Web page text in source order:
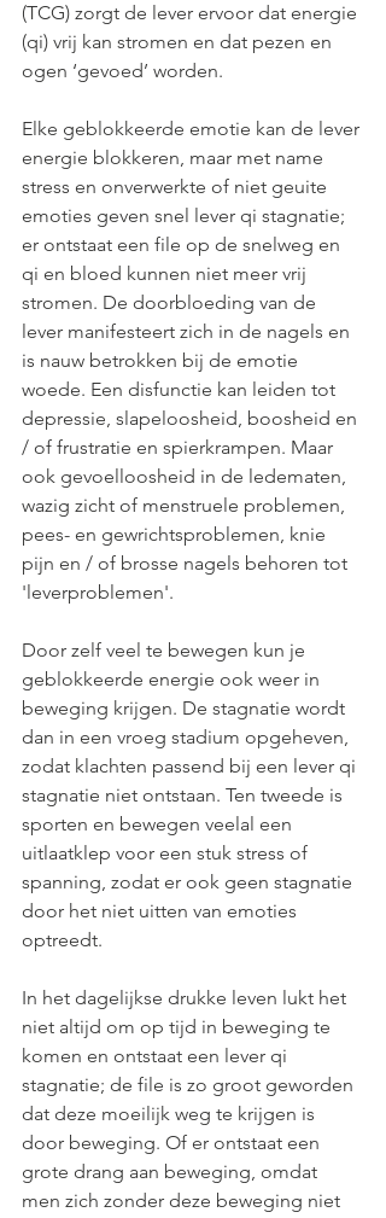
(TCG) zorgt de lever ervoor dat energie
(qi) vrij kan stromen en dat pezen en
ogen ‘gevoed’ worden.
Elke geblokkeerde emotie kan de lever
energie blokkeren, maar met name
stress en onverwerkte of niet geuite
emoties geven snel lever qi stagnatie;
er ontstaat een file op de snelweg en
qi en bloed kunnen niet meer vrij
stromen. De doorbloeding van de
lever manifesteert zich in de nagels en
is nauw betrokken bij de emotie
woede. Een disfunctie kan leiden tot
depressie, slapeloosheid, boosheid en
/ of frustratie en spierkrampen. Maar
ook gevoelloosheid in de ledematen,
wazig zicht of menstruele problemen,
pees- en gewrichtsproblemen, knie
pijn en / of brosse nagels behoren tot
'leverproblemen'.
Door zelf veel te bewegen kun je
geblokkeerde energie ook weer in
beweging krijgen. De stagnatie wordt
dan in een vroeg stadium opgeheven,
zodat klachten passend bij een lever qi
stagnatie niet ontstaan. Ten tweede is
sporten en bewegen veelal een
uitlaatklep voor een stuk stress of
spanning, zodat er ook geen stagnatie
door het niet uitten van emoties
optreedt.
In het dagelijkse drukke leven lukt het
niet altijd om op tijd in beweging te
komen en ontstaat een lever qi
stagnatie; de file is zo groot geworden
dat deze moeilijk weg te krijgen is
door beweging. Of er ontstaat een
grote drang aan beweging, omdat
men zich zonder deze beweging niet